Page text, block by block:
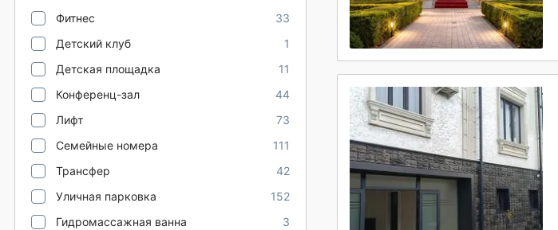
Фитнес
33
Детский клуб
1
Детская площадка
11
Конференц-зал
44
Лифт
73
Семейные номера
111
Трансфер
42
Уличная парковка
152
Гидромассажная ванна
3